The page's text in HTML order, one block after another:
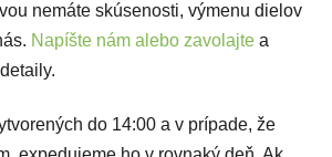
nemáte skúsenosti, výmenu dielov
Napíšte nám alebo zavolajte a
do 14:00 a v prípade, že